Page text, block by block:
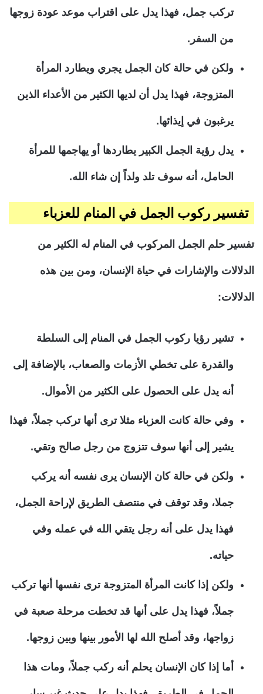
تركب جمل، فهذا يدل على اقتراب موعد عودة زوجها
من السفر.
ولكن في حالة كان الجمل يجري ويطارد المرأة
المتزوجة، فهذا يدل أن لديها الكثير من الأعداء الذين
يرغبون في إيذائها.
يدل رؤية الجمل الكبير يطاردها أو يهاجمها للمرأة
الحامل، أنه سوف تلد ولداً إن شاء الله.
تفسير ركوب الجمل في المنام للعزباء
تفسير حلم الجمل المركوب في المنام له الكثير من
الدلالات والإشارات في حياة الإنسان، ومن بين هذه
الدلالات:
تشير رؤيا ركوب الجمل في المنام إلى السلطة
والقدرة على تخطي الأزمات والصعاب، بالإضافة إلى
أنه يدل على الحصول على الكثير من الأموال.
وفي حالة كانت العزباء مثلا ترى أنها تركب جملاً، فهذا
يشير إلى أنها سوف تتزوج من رجل صالح وتقي.
ولكن في حالة كان الإنسان يرى نفسه أنه يركب
جملا، وقد توقف في منتصف الطريق لإراحة الجمل،
فهذا يدل على أنه رجل يتقي الله في عمله وفي
حياته.
ولكن إذا كانت المرأة المتزوجة ترى نفسها أنها تركب
جملاً، فهذا يدل على أنها قد تخطت مرحلة صعبة في
زواجها، وقد أصلح الله لها الأمور بينها وبين زوجها.
أما إذا كان الإنسان يحلم أنه ركب جملاً، ومات هذا